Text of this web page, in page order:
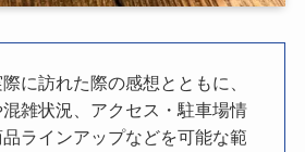
に訪れた際の感想とともに、
雑状況、アクセス・駐車場情
ラインアップなどを可能な範